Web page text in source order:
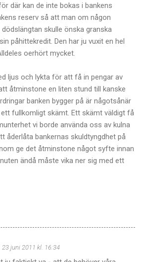
där kan de inte bokas i bankens
reserv så att man om någon
skulle önska granska
påhittekredit. Den har ju vuxit en hel
oerhört mycket.
ljus och lykta för att få in pengar av
åtminstone en liten stund till kanske
banken bygger på är någotsånär
fullkomligt skämt. Ett skämt väldigt få
vi borde använda oss av kulna
åderlåta bankernas skuldtyngdhet på
ge det åtminstone något syfte innan
ändå måste vika ner sig med ett
23 juni 2011 kl. 16:34